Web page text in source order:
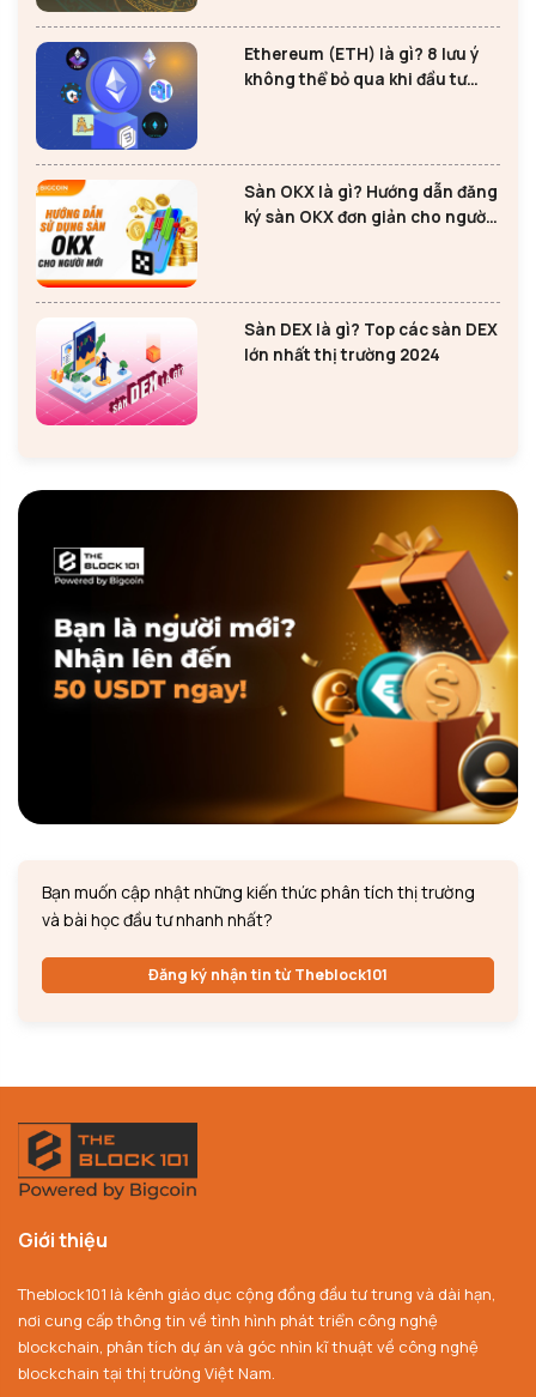
Ethereum (ETH) là gì? 8 lưu ý
không thể bỏ qua khi đầu tư
Sàn OKX là gì? Hướng dẫn đăng
ký sàn OKX đơn giản cho người
Sàn DEX là gì? Top các sàn DEX
lớn nhất thị trường 2024
Bạn muốn cập nhật những kiến thức phân tích thị trường
và bài học đầu tư nhanh nhất?
Đăng ký nhận tin từ Theblock101
Giới thiệu
Theblock101 là kênh giáo dục cộng đồng đầu tư trung và dài hạn,
nơi cung cấp thông tin về tình hình phát triển công nghệ
blockchain, phân tích dự án và góc nhìn kĩ thuật về công nghệ
blockchain tại thị trường Việt Nam.